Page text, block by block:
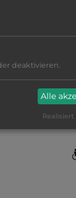
deaktivieren.
Alle